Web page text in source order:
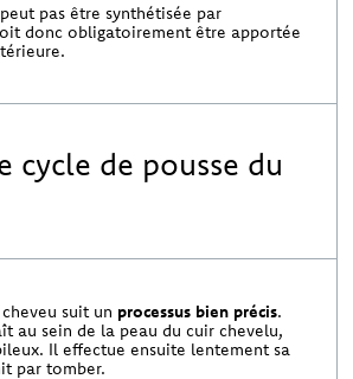
pas être synthétisée par
donc obligatoirement être apportée
cycle de pousse du
suit un processus bien précis.
au sein de la peau du cuir chevelu,
Il effectue ensuite lentement sa
par tomber.